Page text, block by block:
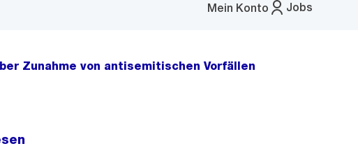
Jobs
Mein Konto
Menü
Zunahme von antisemitischen Vorfällen